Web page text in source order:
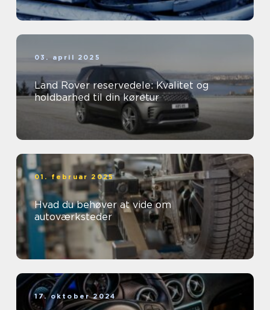
03. april 2025
Land Rover reservedele: Kvalitet og
holdbarhed til din køretur
01. februar 2025
Hvad du behøver at vide om
autoværksteder
17. oktober 2024